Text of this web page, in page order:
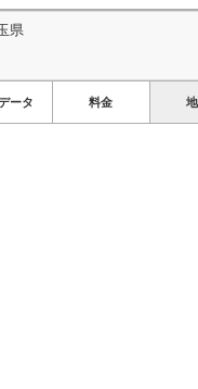
県
ータ 料金